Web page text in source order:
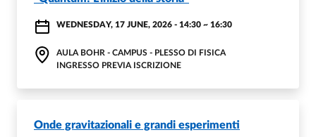
WEDNESDAY, 17 JUNE, 2026 - 14:30 ~ 16:30
AULA BOHR - CAMPUS - PLESSO DI FISICA
INGRESSO PREVIA ISCRIZIONE
Onde gravitazionali e grandi esperimenti